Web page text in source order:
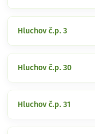
Hluchov č.p. 3
Hluchov č.p. 30
Hluchov č.p. 31